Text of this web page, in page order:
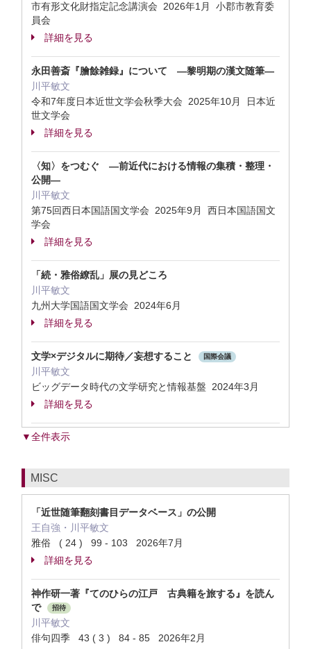
市有形文化財指定記念講演会 2026年1月 小郡市教育委
員会
詳細を見る
永田善斎『膾餘雑録』について ―黎明期の漢文随筆―
川平敏文
令和7年度日本近世文学会秋季大会 2025年10月 日本近
世文学会
詳細を見る
〈知〉をつむぐ ―前近代における情報の集積・整理・
公開―
川平敏文
第75回西日本国語国文学会 2025年9月 西日本国語国文
学会
詳細を見る
「続・雅俗繚乱」展の見どころ
川平敏文
九州大学国語国文学会 2024年6月
詳細を見る
文学×デジタルに期待／妄想すること 国際会議
川平敏文
ビッグデータ時代の文学研究と情報基盤 2024年3月
詳細を見る
▼全件表示
MISC
「近世随筆翻刻書目データベース」の公開
王自強・川平敏文
雅俗 ( 24 ) 99 - 103 2026年7月
詳細を見る
神作研一著『てのひらの江戸 古典籍を旅する』を読ん
で
招待
川平敏文
俳句四季 43 ( 3 ) 84 - 85 2026年2月